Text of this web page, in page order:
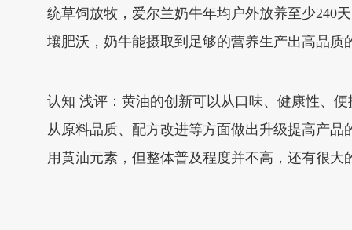
统草饲放牧，爱尔兰奶牛年均户外放养至少240
壤肥沃，奶牛能摄取到足够的营养生产出高品质
认知 浅评：黄油的创新可以从口味、健康性、
从原料品质、配方改进等方面做出升级提高产
用黄油元素，但整体普及程度并不高，还有很大